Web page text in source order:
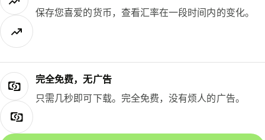
保存您喜爱的货币，查看汇率在一段时间内的变化。
完全免费，无广告
只需几秒即可下载。完全免费，没有烦人的广告。